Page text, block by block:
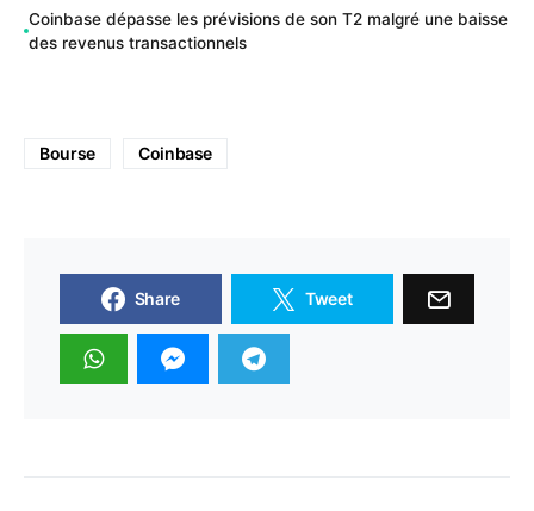
Coinbase dépasse les prévisions de son T2 malgré une baisse
des revenus transactionnels
Bourse Coinbase
Share Tweet